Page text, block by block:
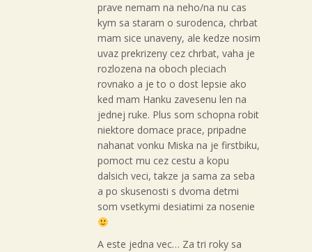
prave nemam na neho/na nu cas
kym sa staram o surodenca, chrbat
mam sice unaveny, ale kedze nosim
uvaz prekrizeny cez chrbat, vaha je
rozlozena na oboch pleciach
rovnako a je to o dost lepsie ako
ked mam Hanku zavesenu len na
jednej ruke. Plus som schopna robit
niektore domace prace, pripadne
nahanat vonku Miska na je firstbiku,
pomoct mu cez cestu a kopu
dalsich veci, takze ja sama za seba
a po skusenosti s dvoma detmi
som vsetkymi desiatimi za nosenie
A este jedna vec… Za tri roky sa